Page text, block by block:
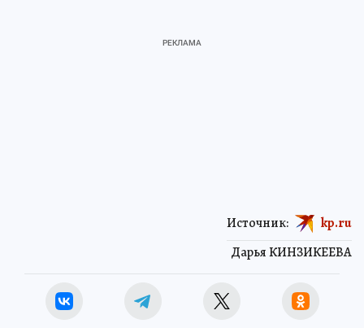
Дарья КИНЗИКЕЕВА
Источник: kp.ru